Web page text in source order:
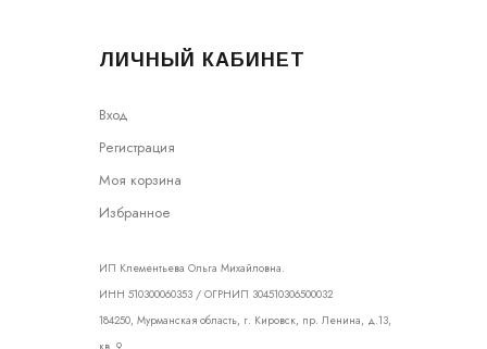
ЛИЧНЫЙ КАБИНЕТ
Вход
Регистрация
Моя корзина
Избранное
ИП Клементьева Ольга Михайловна.
ИНН 510300060353 / ОГРНИП 304510306500032
184250, Мурманская область, г. Кировск, пр. Ленина, д.13,